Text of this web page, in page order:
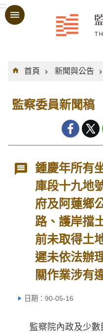
跳到主要內容區塊
:::
:::
首頁
新聞與公告
監察委員新聞稿
鍾慶年所有
庫段十九地
府及阿蓮鄉
路、護岸擋
前未取得土
遲未依法辦
關作業涉有
日期：90-05-16
監察院內政及少數